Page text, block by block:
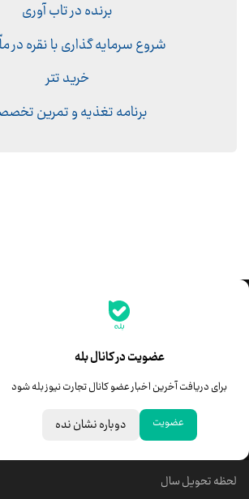
برنده در تاب آوری
شروع سرمایه گذاری با نقره در
خرید تتر
برنامه تغذیه و تمرین
عضویت در کانال بله
برای دریافت آخرین اخبار عضو کانال تجارت نیوز بله شود
عضویت دوباره نشان نده
جدیدترین قیمت‌ها
قیمت درهم
خبرهای مهم
لحظه تحویل سال